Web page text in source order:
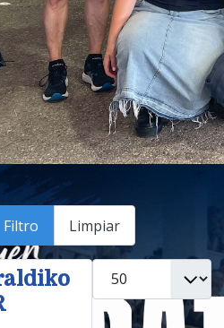
Filtro Limpiar
Cantidad